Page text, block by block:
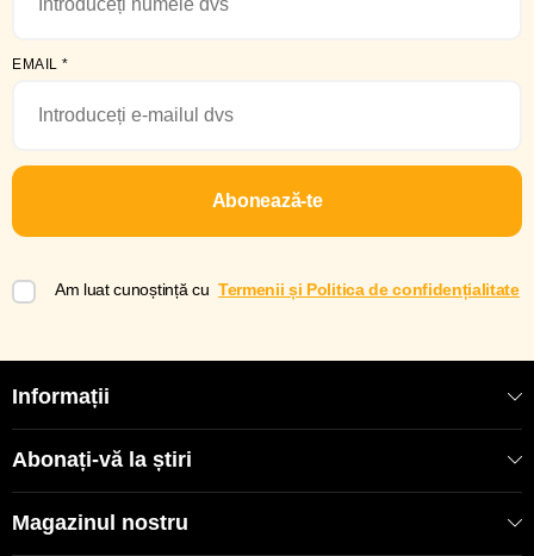
EMAIL *
Abonează-te
Am luat cunoștință cu Termenii și Politica de confidențialitate
Informații
Abonați-vă la știri
Magazinul nostru